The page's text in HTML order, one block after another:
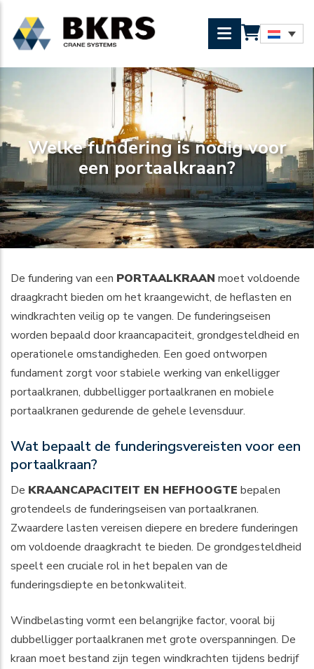
Welke fundering is nodig voor
een portaalkraan?
De fundering van een PORTAALKRAAN moet voldoende
draagkracht bieden om het kraangewicht, de heflasten en
windkrachten veilig op te vangen. De funderingseisen
worden bepaald door kraancapaciteit, grondgesteldheid en
operationele omstandigheden. Een goed ontworpen
fundament zorgt voor stabiele werking van enkelligger
portaalkranen, dubbelligger portaalkranen en mobiele
portaalkranen gedurende de gehele levensduur.
Wat bepaalt de funderingsvereisten voor een
portaalkraan?
De KRAANCAPACITEIT EN HEFHOOGTE bepalen
grotendeels de funderingseisen van portaalkranen.
Zwaardere lasten vereisen diepere en bredere funderingen
om voldoende draagkracht te bieden. De grondgesteldheid
speelt een cruciale rol in het bepalen van de
funderingsdiepte en betonkwaliteit.
Windbelasting vormt een belangrijke factor, vooral bij
dubbelligger portaalkranen met grote overspanningen. De
kraan moet bestand zijn tegen windkrachten tijdens bedrijf